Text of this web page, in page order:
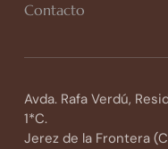
Contacto
Avda. Rafa Verdú,
1*C.
Jerez de la Frontera